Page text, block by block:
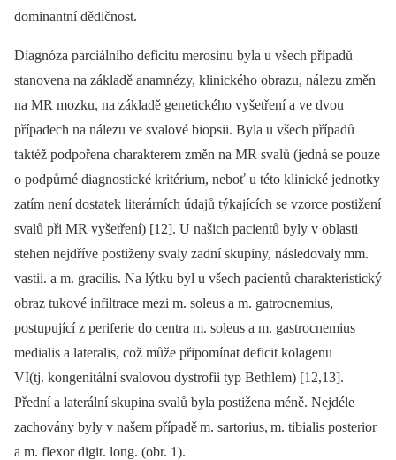
dominantní dědičnost.
Diagnóza parciálního deficitu merosinu byla u všech případů
stanovena na základě anamnézy, klinického obrazu, nálezu změn
na MR mozku, na základě genetického vyšetření a ve dvou
případech na nálezu ve svalové biopsii. Byla u všech případů
taktéž podpořena charakterem změn na MR svalů (jedná se pouze
o podpůrné diagnostické kritérium, neboť u této klinické jednotky
zatím není dostatek literárních údajů týkajících se vzorce postižení
svalů při MR vyšetření) [12]. U našich pacientů byly v oblasti
stehen nejdříve postiženy svaly zadní skupiny, následovaly mm.
vastii. a m. gracilis. Na lýtku byl u všech pacientů charakteristický
obraz tukové infiltrace mezi m. soleus a m. gatrocnemius,
postupující z periferie do centra m. soleus a m. gastrocnemius
medialis a lateralis, což může připomínat deficit kolagenu
VI(tj. kongenitální svalovou dystrofii typ Bethlem) [12,13].
Přední a laterální skupina svalů byla postižena méně. Nejdéle
zachovány byly v našem případě m. sartorius, m. tibialis posterior
a m. flexor digit. long. (obr. 1).